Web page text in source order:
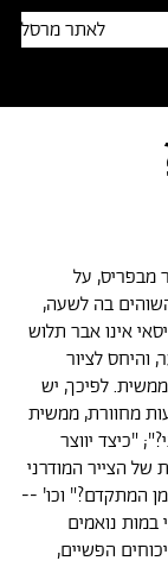
לאתר מרסל
מבפריס, על
השוהים בה לשעה,
אינו אבר תלוש
והיחס לציור
ממשית. לפיכך, יש
מחוורת, ממשית
"כיצד יווצר
של הצייר המודרני
המתקדם?" וכו' --
במות נואמים
הפשיים,